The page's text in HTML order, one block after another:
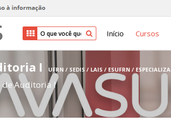
Início Cursos
I UFRN / SEDIS / LAIS / ESUFRN /
de Auditoria I